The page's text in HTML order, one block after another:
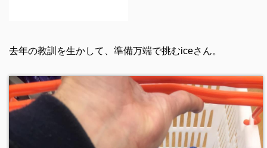
去年の教訓を生かして、準備万端で挑むiceさん。